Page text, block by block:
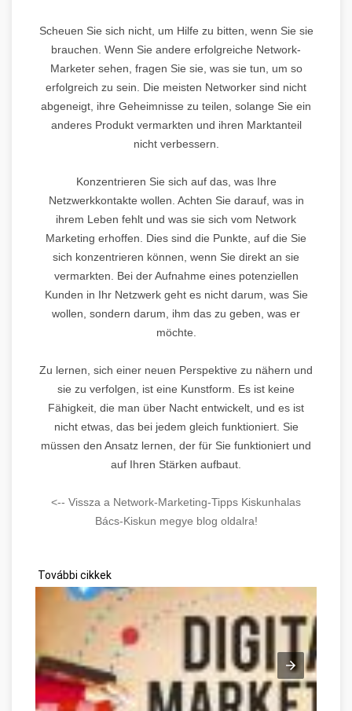
Scheuen Sie sich nicht, um Hilfe zu bitten, wenn Sie sie
brauchen. Wenn Sie andere erfolgreiche Network-
Marketer sehen, fragen Sie sie, was sie tun, um so
erfolgreich zu sein. Die meisten Networker sind nicht
abgeneigt, ihre Geheimnisse zu teilen, solange Sie ein
anderes Produkt vermarkten und ihren Marktanteil
nicht verbessern.
Konzentrieren Sie sich auf das, was Ihre
Netzwerkkontakte wollen. Achten Sie darauf, was in
ihrem Leben fehlt und was sie sich vom Network
Marketing erhoffen. Dies sind die Punkte, auf die Sie
sich konzentrieren können, wenn Sie direkt an sie
vermarkten. Bei der Aufnahme eines potenziellen
Kunden in Ihr Netzwerk geht es nicht darum, was Sie
wollen, sondern darum, ihm das zu geben, was er
möchte.
Zu lernen, sich einer neuen Perspektive zu nähern und
sie zu verfolgen, ist eine Kunstform. Es ist keine
Fähigkeit, die man über Nacht entwickelt, und es ist
nicht etwas, das bei jedem gleich funktioniert. Sie
müssen den Ansatz lernen, der für Sie funktioniert und
auf Ihren Stärken aufbaut.
<-- Vissza a Network-Marketing-Tipps Kiskunhalas
Bács-Kiskun megye blog oldalra!
További cikkek